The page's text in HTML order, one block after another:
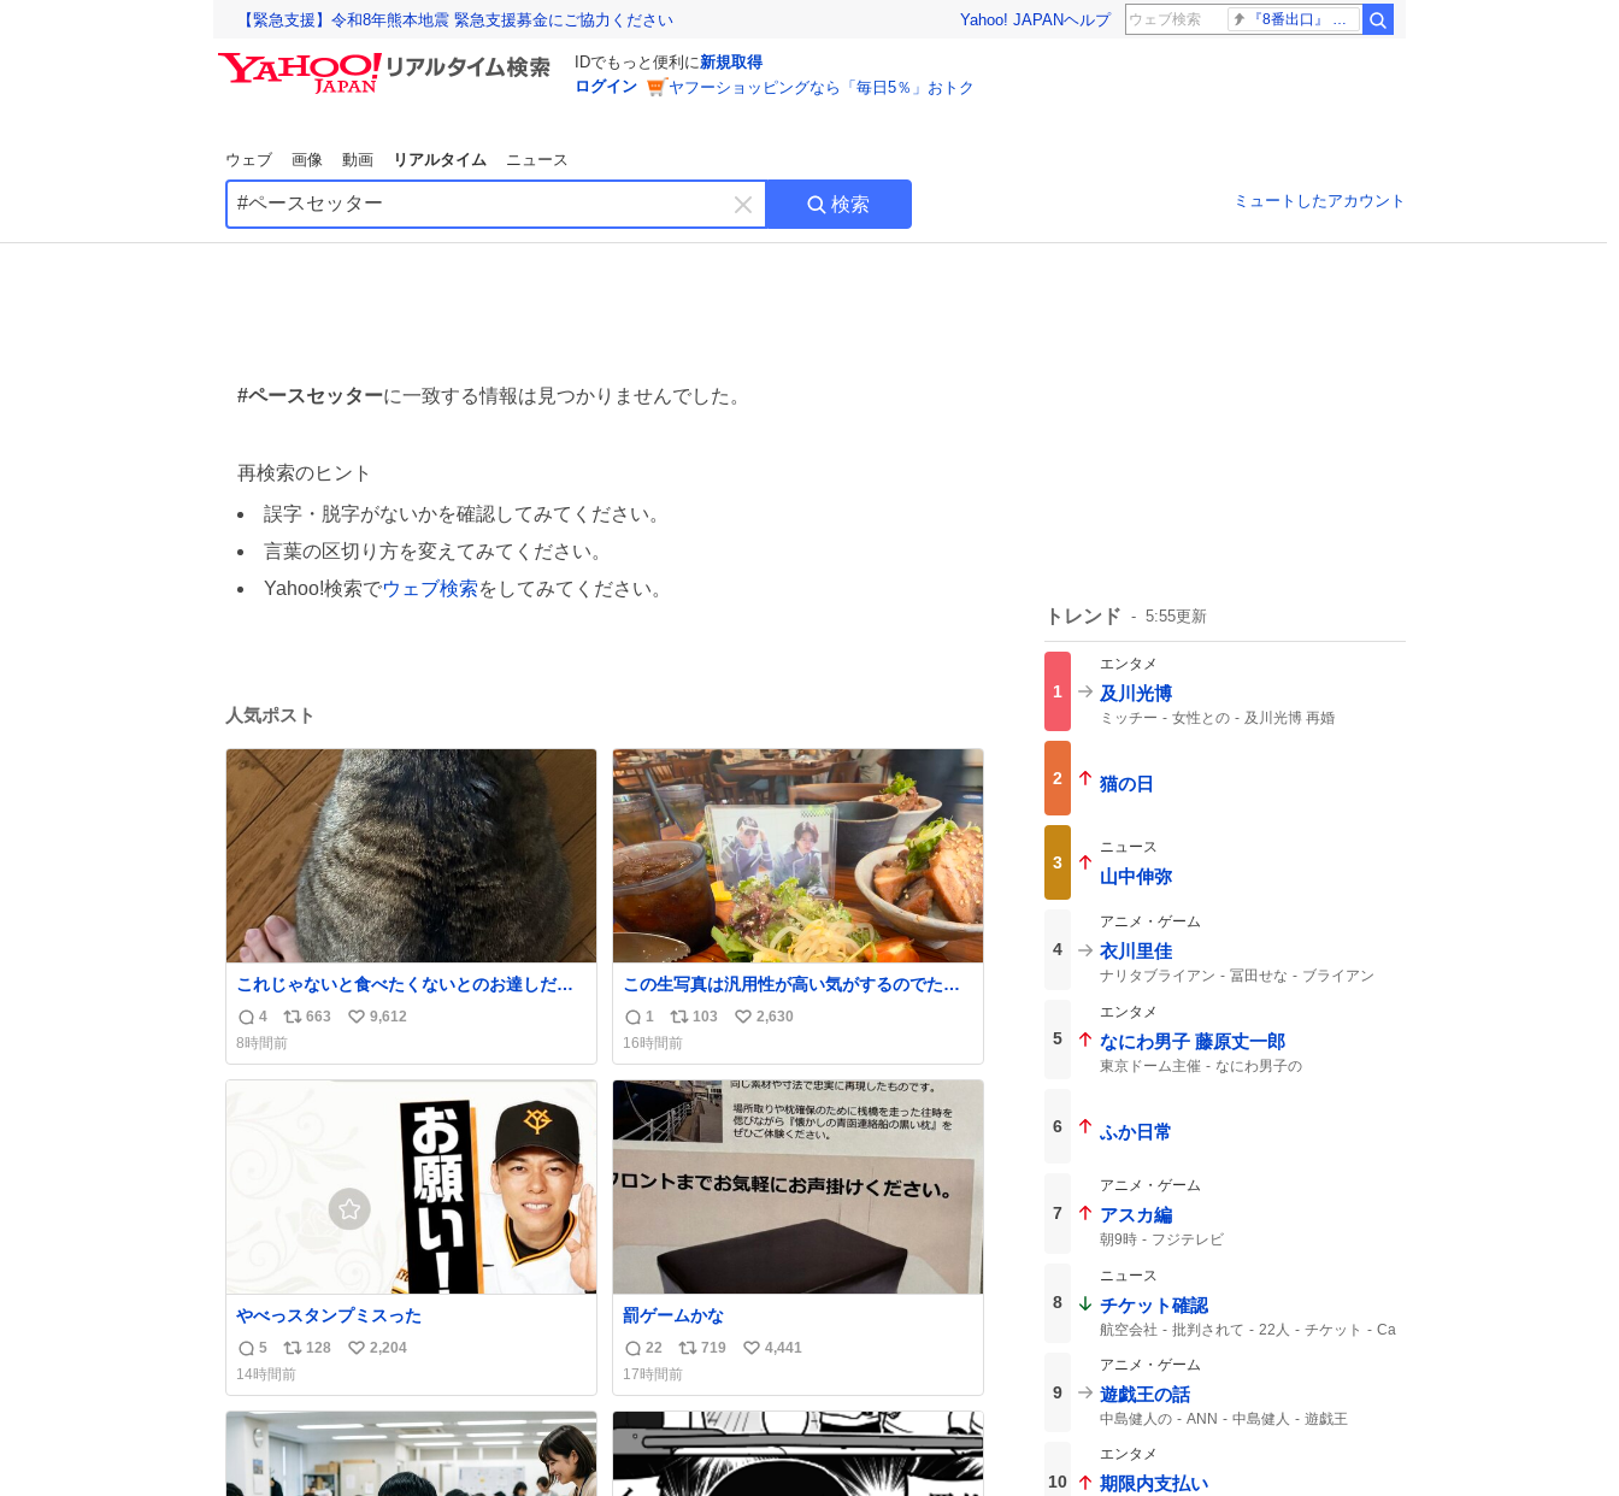
【緊急支援】令和8年熊本地震 緊急支援募金にご協力ください Yahoo! JAPANヘルプ 『8番出口』 金ロー
IDでもっと便利に新規取得
ログイン
ヤフーショッピングなら「毎日5％」おトク
ウェブ 画像 動画 リアルタイム ニュース
キ
ー
検索 ミュートしたアカウント
#ペースセッターに一致する情報は見つかりませんでした。
再検索のヒント
誤字・脱字がないかを確認してみてください。
言葉の区切り方を変えてみてください。
Yahoo!検索でウェブ検索をしてみてください。
人気ポスト
これじゃないと食べたくないとのお達しだっ
たので、しっぽ置き場係になっている
返
信
数
4
リ
ポ
ス
663
い
ね
9,612
8時間前
この生写真は汎用性が高い気がするのでたか
かずのオタクは絶対買った方が良いw
返
信
数
1
リ
ポ
ス
ト
数
103
い
ね
数
2,630
16時間前
やべっスタンプミスった
返
信
数
5
リ
ポ
ス
ト
数
128
い
ね
数
2,204
14時間前
罰ゲームかな
返
信
数
22
リ
ポ
ス
ト
数
719
い
ね
数
4,441
17時間前
トレンド 5:55更新
1
エンタメ
及川光博
ミッチー 女性との
及川光博 再婚
2 猫の日
3
ニュース
山中伸弥
4
アニメ・ゲーム
衣川里佳
ナリタブライアン 冨田せな
ブライアン
5
エンタメ
なにわ男子 藤原丈一郎
東京ドーム主催
なにわ男子の
6 ふか日常
7
アニメ・ゲーム
アスカ編
朝9時 フジテレビ
8
ニュース
チケット確認
航空会社 批判されて 22人 チケット Ca
9
アニメ・ゲーム
遊戯王の話
中島健人の ANN 中島健人 遊戯王
10
エンタメ
期限内支払い